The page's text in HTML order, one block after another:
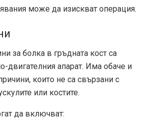
може да изискват операция.
за болка в гръдната кост са
двигателния апарат. Има обаче и
които не са свързани с
или костите.
да включват: